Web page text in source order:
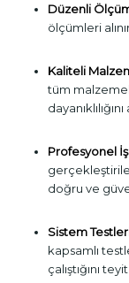
Düzenli
ölçümleri
Kaliteli
tüm
dayanıklılığını
Profesyonel
doğru ve
Sistem
kapsamlı
çalıştığını